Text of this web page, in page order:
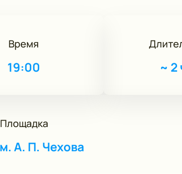
Время
19:00 ~ 2
Площадка
А. П. Чехова